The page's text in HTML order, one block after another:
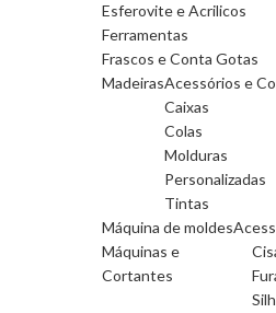
Esferovite e Acrilicos
Ferramentas
Frascos e Conta Gotas
MadeirasAcessórios e
Caixas
Colas
Molduras
Personalizadas
Tintas
Máquina de moldes
Máquinas e
Cortantes